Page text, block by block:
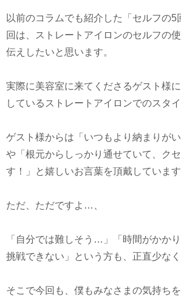
以前のコラムでも紹介した「セルフの5
回は、ストレートアイロンのセルフの
伝えしたいと思います。
実際に美容室に来てくださるゲスト様
しているストレートアイロンでのスタイ
ゲスト様からは「いつもより納まりがい
や「根元からしっかり通せていて、ク
す！」と嬉しいお言葉を頂戴しています
ただ、ただですよ…、
「自分では難しそう…」「時間がかか
挑戦できない」という方も、正直少なく
そこで今回も、僕もみなさまの気持ち